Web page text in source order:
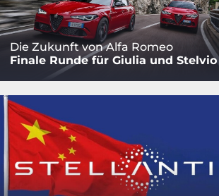
Die Zukunft von Alfa Romeo
Finale Runde für Giulia und Stelvio